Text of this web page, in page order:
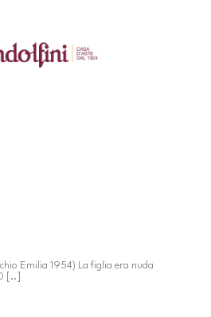
Emilia 1954) La figlia era nuda
[..]